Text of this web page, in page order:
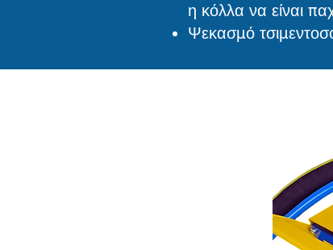
η κόλλα να είναι
Ψεκασμό